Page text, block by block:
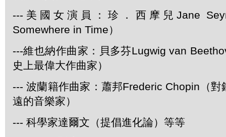
---美國女演員：珍．西摩兒Jane
Somewhere in Time）
---維也納作曲家：貝多芬Lugwig van
史上最偉大作曲家）
--- 波蘭籍作曲家：蕭邦Frederic Chopin（對
遠的音樂家）
--- 科學家達爾文（提倡進化論）等等